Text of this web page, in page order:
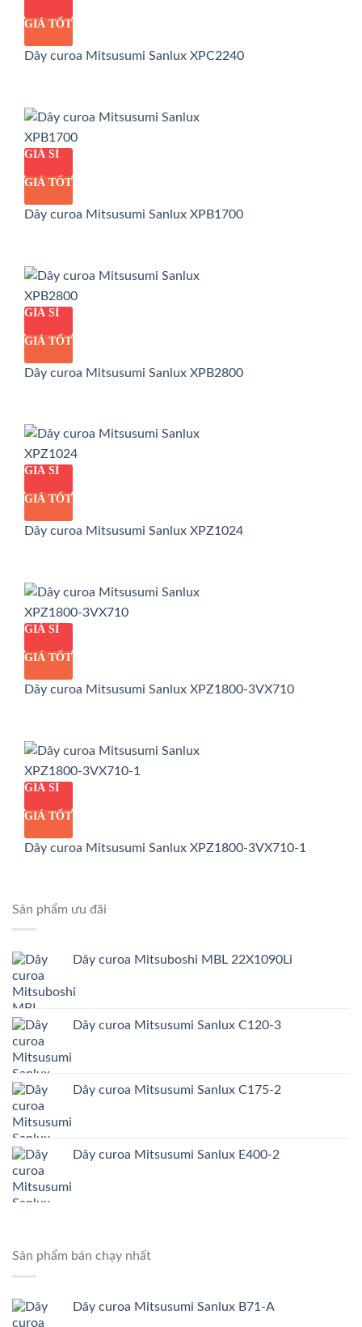
GIÁ TỐT
Dây curoa Mitsusumi Sanlux XPC2240
GIÁ SỈ
GIÁ TỐT
Dây curoa Mitsusumi Sanlux XPB1700
GIÁ SỈ
GIÁ TỐT
Dây curoa Mitsusumi Sanlux XPB2800
GIÁ SỈ
GIÁ TỐT
Dây curoa Mitsusumi Sanlux XPZ1024
GIÁ SỈ
GIÁ TỐT
Dây curoa Mitsusumi Sanlux XPZ1800-3VX710
GIÁ SỈ
GIÁ TỐT
Dây curoa Mitsusumi Sanlux XPZ1800-3VX710-1
Sản phẩm ưu đãi
Dây curoa Mitsuboshi MBL 22X1090Li
Dây curoa Mitsusumi Sanlux C120-3
Dây curoa Mitsusumi Sanlux C175-2
Dây curoa Mitsusumi Sanlux E400-2
Sản phẩm bán chạy nhất
Dây curoa Mitsusumi Sanlux B71-A